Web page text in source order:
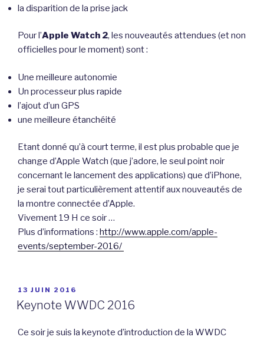
la disparition de la prise jack
Pour l’Apple Watch 2, les nouveautés attendues (et non
officielles pour le moment) sont :
Une meilleure autonomie
Un processeur plus rapide
l’ajout d’un GPS
une meilleure étanchéité
Etant donné qu’à court terme, il est plus probable que je
change d’Apple Watch (que j’adore, le seul point noir
concernant le lancement des applications) que d’iPhone,
je serai tout particulièrement attentif aux nouveautés de
la montre connectée d’Apple.
Vivement 19 H ce soir …
Plus d’informations : http://www.apple.com/apple-
events/september-2016/
PUBLIÉ
LE
13 JUIN 2016
Keynote WWDC 2016
Ce soir je suis la keynote d’introduction de la WWDC